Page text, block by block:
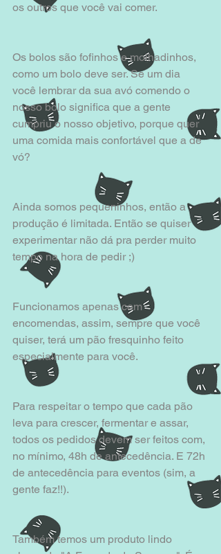
os outros que você vai comer.
Os bolos são fofinhos e molhadinhos,
como um bolo deve ser. Se um dia
você lembrar da sua avó comendo o
nosso bolo significa que a gente
cumpriu o nosso objetivo, porque quer
uma comida mais confortável que a de
vó?
Ainda somos pequeninhos, então a
produção é limitada. Então se quiser
experimentar não dá pra perder muito
tempo na hora de pedir ;)
Funcionamos apenas com
encomendas, assim, sempre que você
quiser, terá um pão fresquinho feito
especialmente para você.
Para respeitar o tempo que cada pão
leva para crescer, fermentar e assar,
todos os pedidos devem ser feitos com,
no mínimo, 48h de antecedência. E 72h
de antecedência para eventos (sim, a
gente faz!!).
Também temos um produto lindo